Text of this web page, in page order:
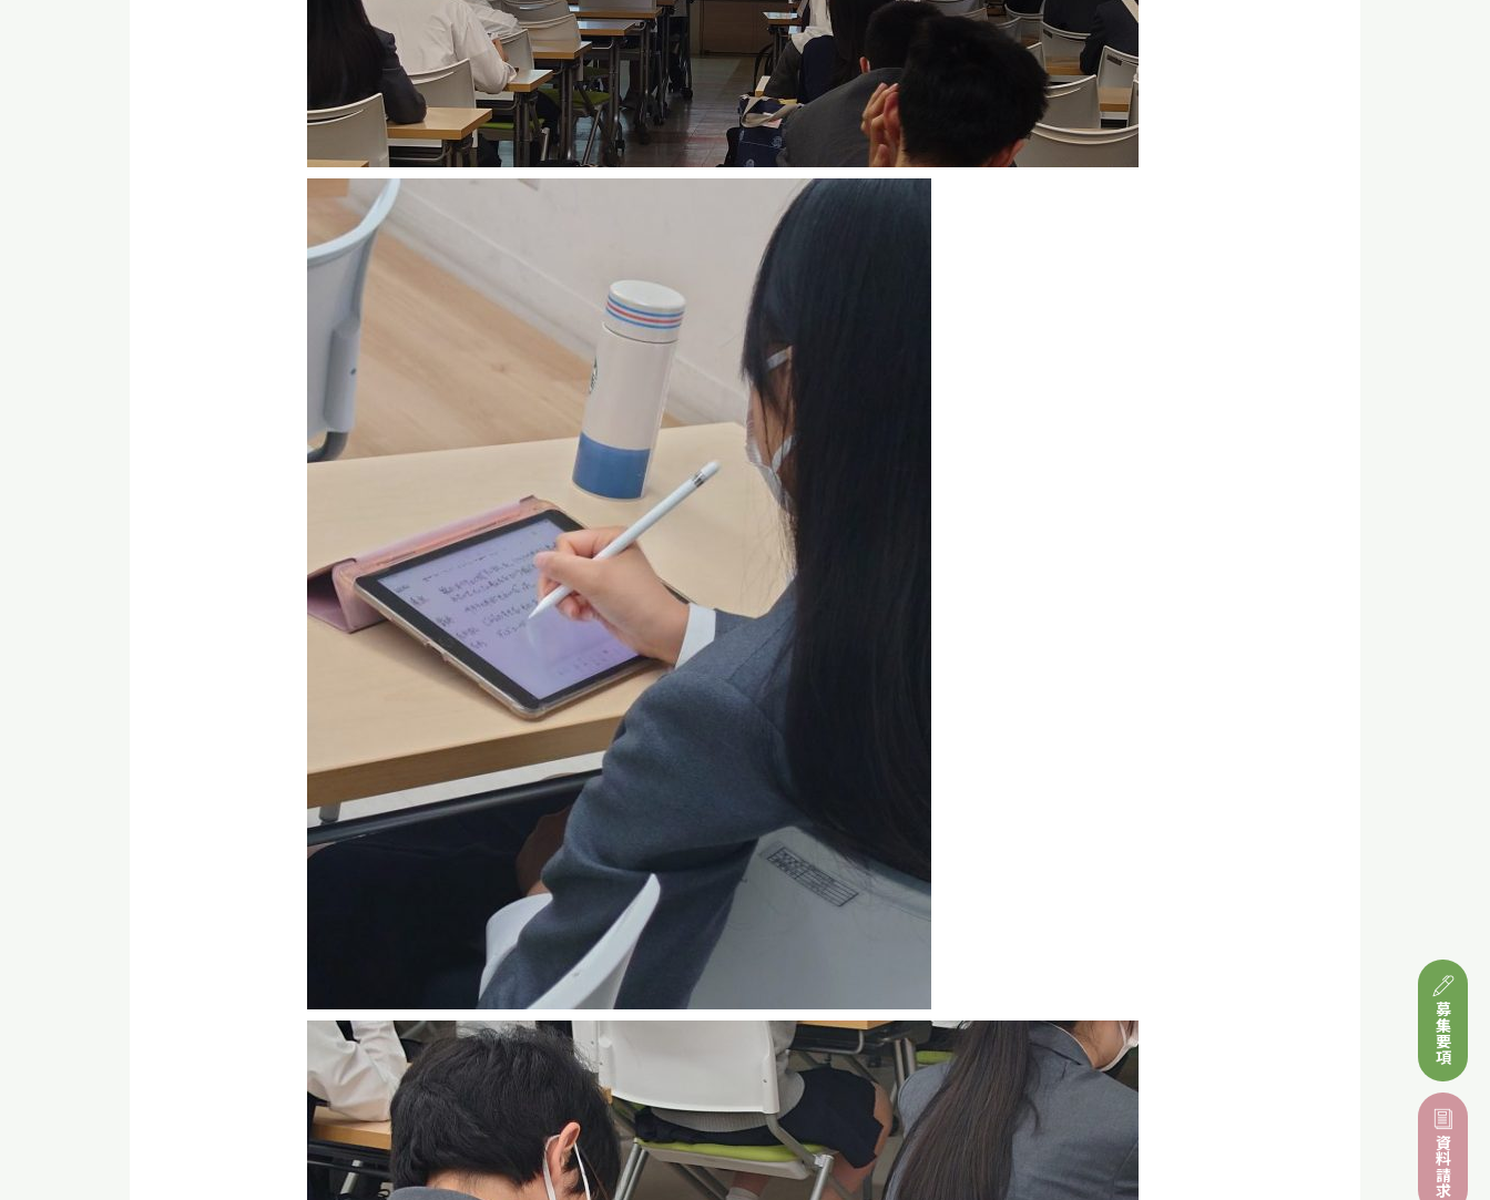
募集要項
資料請求